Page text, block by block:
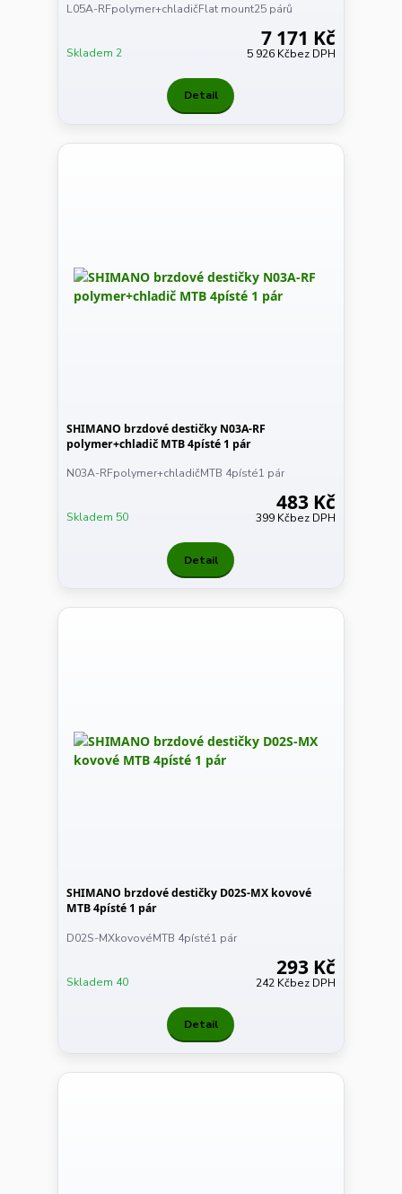
L05A-RFpolymer+chladičFlat mount25 párů
7 171 Kč
5 926 Kčbez DPH
Skladem 2
Detail
SHIMANO brzdové destičky N03A-RF
polymer+chladič MTB 4písté 1 pár
N03A-RFpolymer+chladičMTB 4písté1 pár
483 Kč
399 Kčbez DPH
Skladem 50
Detail
SHIMANO brzdové destičky D02S-MX kovové
MTB 4písté 1 pár
D02S-MXkovovéMTB 4písté1 pár
293 Kč
242 Kčbez DPH
Skladem 40
Detail